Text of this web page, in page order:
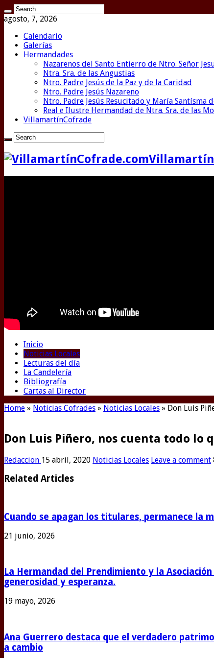
agosto, 7, 2026
Calendario
Galerías
Hermandades
Nazarenos del Santo Entierro de Ntro. Señor
Ntra. Sra. de las Angustias
Ntro. Padre Jesús de la Paz y de la Caridad
Ntro. Padre Jesús Nazareno
Ntro. Padre Jesús Resucitado y María Santísma
Real e Ilustre Hermandad de Ntra. Sra. de las
VillamartínCofrade
Inicio
Noticias Locales
Lecturas del día
La Candelería
Bibliografía
Cartas al Director
Home » Noticias Cofrades » Noticias Locales » Don Luis
Don Luis Piñero, nos cuenta todo lo
Redaccion 15 abril, 2020 Noticias Locales Leave a comment
Related Articles
Cuando se apagan los titulares, permanece la
21 junio, 2026
La Hermandad del Prendimiento y la
generosidad y esperanza.
19 mayo, 2026
Ana Guerrero destaca que el verdadero
a cambio